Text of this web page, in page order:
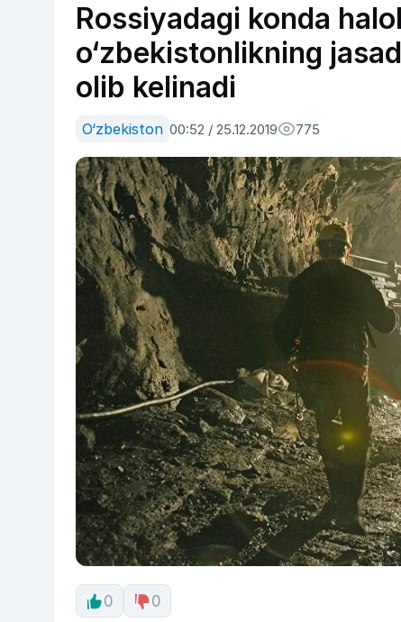
Rossiyadagi konda
o‘zbekistonlikning
olib kelinadi
O‘zbekiston 00:52 / 25.12.2019 775
0 0